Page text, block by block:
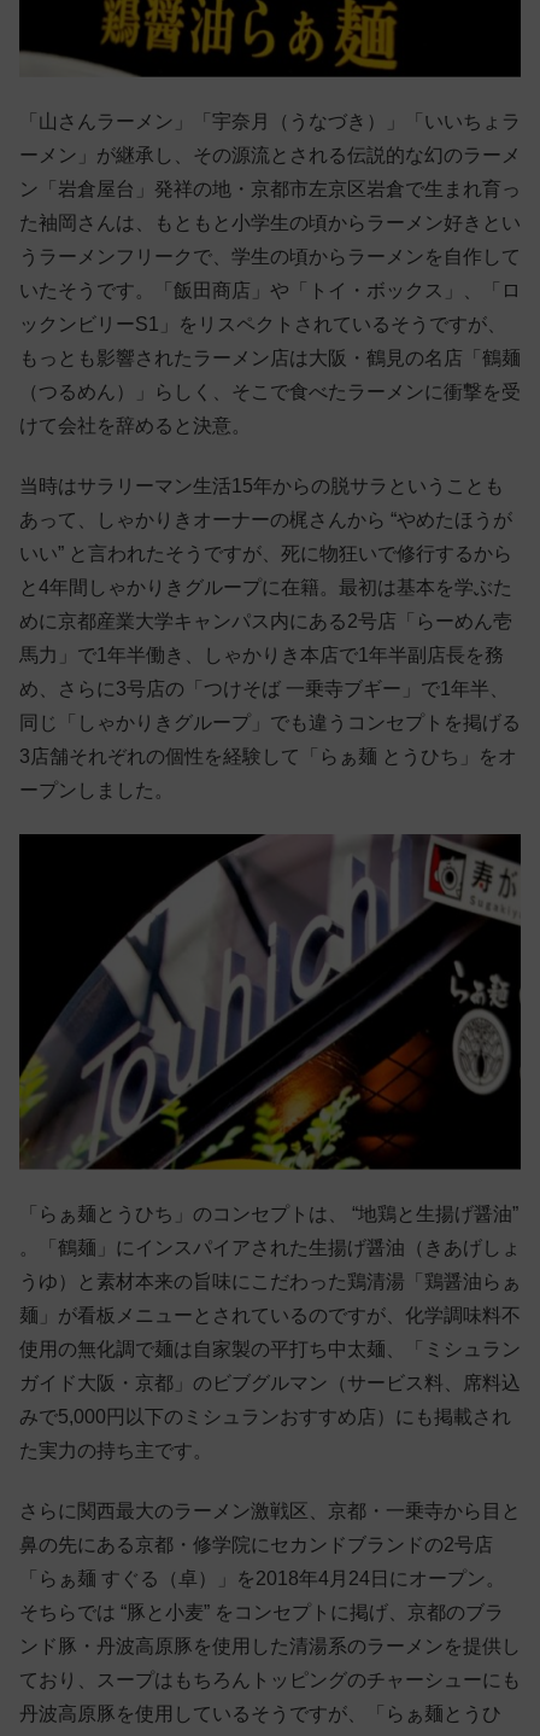
「山さんラーメン」「宇奈月（うなづき）」「いいちょラ
ーメン」が継承し、その源流とされる伝説的な幻のラーメ
ン「岩倉屋台」発祥の地・京都市左京区岩倉で生まれ育っ
た袖岡さんは、もともと小学生の頃からラーメン好きとい
うラーメンフリークで、学生の頃からラーメンを自作して
いたそうです。「飯田商店」や「トイ・ボックス」、「ロ
ックンビリーS1」をリスペクトされているそうですが、
もっとも影響されたラーメン店は大阪・鶴見の名店「鶴麺
（つるめん）」らしく、そこで食べたラーメンに衝撃を受
けて会社を辞めると決意。
当時はサラリーマン生活15年からの脱サラということも
あって、しゃかりきオーナーの梶さんから “やめたほうが
いい” と言われたそうですが、死に物狂いで修行するから
と4年間しゃかりきグループに在籍。最初は基本を学ぶた
めに京都産業大学キャンパス内にある2号店「らーめん壱
馬力」で1年半働き、しゃかりき本店で1年半副店長を務
め、さらに3号店の「つけそば 一乗寺ブギー」で1年半、
同じ「しゃかりきグループ」でも違うコンセプトを掲げる
3店舗それぞれの個性を経験して「らぁ麺 とうひち」をオ
ープンしました。
「らぁ麺とうひち」のコンセプトは、 “地鶏と生揚げ醤油”
。「鶴麺」にインスパイアされた生揚げ醤油（きあげしょ
うゆ）と素材本来の旨味にこだわった鶏清湯「鶏醤油らぁ
麺」が看板メニューとされているのですが、化学調味料不
使用の無化調で麺は自家製の平打ち中太麺、「ミシュラン
ガイド大阪・京都」のビブグルマン（サービス料、席料込
みで5,000円以下のミシュランおすすめ店）にも掲載され
た実力の持ち主です。
さらに関西最大のラーメン激戦区、京都・一乗寺から目と
鼻の先にある京都・修学院にセカンドブランドの2号店
「らぁ麺 すぐる（卓）」を2018年4月24日にオープン。
そちらでは “豚と小麦” をコンセプトに掲げ、京都のブラ
ンド豚・丹波高原豚を使用した清湯系のラーメンを提供し
ており、スープはもちろんトッピングのチャーシューにも
丹波高原豚を使用しているそうですが、「らぁ麺とうひ